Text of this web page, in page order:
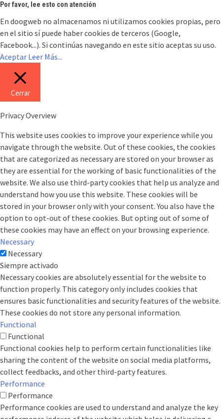
Por favor, lee esto con atención
En doogweb no almacenamos ni utilizamos cookies propias, pero
en el sitio sí puede haber cookies de terceros (Google,
Facebook...). Si continúas navegando en este sitio aceptas su uso.
Aceptar Leer Más...
Cerrar
Privacy Overview
This website uses cookies to improve your experience while you
navigate through the website. Out of these cookies, the cookies
that are categorized as necessary are stored on your browser as
they are essential for the working of basic functionalities of the
website. We also use third-party cookies that help us analyze and
understand how you use this website. These cookies will be
stored in your browser only with your consent. You also have the
option to opt-out of these cookies. But opting out of some of
these cookies may have an effect on your browsing experience.
Necessary
Necessary
Siempre activado
Necessary cookies are absolutely essential for the website to
function properly. This category only includes cookies that
ensures basic functionalities and security features of the website.
These cookies do not store any personal information.
Functional
Functional
Functional cookies help to perform certain functionalities like
sharing the content of the website on social media platforms,
collect feedbacks, and other third-party features.
Performance
Performance
Performance cookies are used to understand and analyze the key